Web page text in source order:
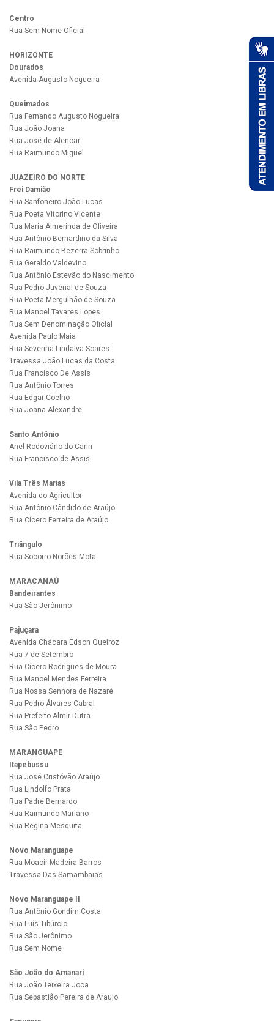
Centro
Rua Sem Nome Oficial
HORIZONTE
Dourados
Avenida Augusto Nogueira
Queimados
Rua Fernando Augusto Nogueira
Rua João Joana
Rua José de Alencar
Rua Raimundo Miguel
JUAZEIRO DO NORTE
Frei Damião
Rua Sanfoneiro João Lucas
Rua Poeta Vitorino Vicente
Rua Maria Almerinda de Oliveira
Rua Antônio Bernardino da Silva
Rua Raimundo Bezerra Sobrinho
Rua Geraldo Valdevino
Rua Antônio Estevão do Nascimento
Rua Pedro Juvenal de Souza
Rua Poeta Mergulhão de Souza
Rua Manoel Tavares Lopes
Rua Sem Denominação Oficial
Avenida Paulo Maia
Rua Severina Lindalva Soares
Travessa João Lucas da Costa
Rua Francisco De Assis
Rua Antônio Torres
Rua Edgar Coelho
Rua Joana Alexandre
Santo Antônio
Anel Rodoviário do Cariri
Rua Francisco de Assis
Vila Três Marias
Avenida do Agricultor
Rua Antônio Cândido de Araújo
Rua Cícero Ferreira de Araújo
Triângulo
Rua Socorro Norões Mota
MARACANAÚ
Bandeirantes
Rua São Jerônimo
Pajuçara
Avenida Chácara Edson Queiroz
Rua 7 de Setembro
Rua Cícero Rodrigues de Moura
Rua Manoel Mendes Ferreira
Rua Nossa Senhora de Nazaré
Rua Pedro Álvares Cabral
Rua Prefeito Almir Dutra
Rua São Pedro
MARANGUAPE
Itapebussu
Rua José Cristóvão Araújo
Rua Lindolfo Prata
Rua Padre Bernardo
Rua Raimundo Mariano
Rua Regina Mesquita
Novo Maranguape
Rua Moacir Madeira Barros
Travessa Das Samambaias
Novo Maranguape II
Rua Antônio Gondim Costa
Rua Luís Tibúrcio
Rua São Jerônimo
Rua Sem Nome
São João do Amanari
Rua João Teixeira Joca
Rua Sebastião Pereira de Araujo